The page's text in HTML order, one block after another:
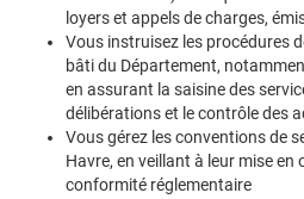
loyers et appels de charges,
Vous instruisez les procédures
bâti du Département,
en assurant la saisine des
délibérations et le contrôle des
Vous gérez les conventions de
Havre, en veillant à leur mise
conformité réglementaire